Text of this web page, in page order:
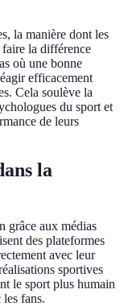
la manière dont les
faire la différence
où une bonne
efficacement
Cela soulève la
du sport et
de leurs
la
grâce aux médias
des plateformes
avec leur
sportives
le sport plus humain
fans.